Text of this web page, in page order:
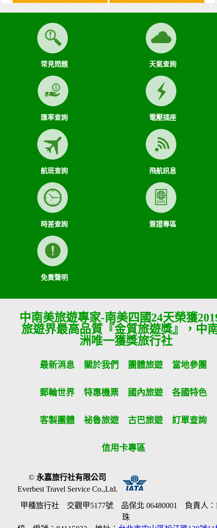
常見問題 天氣查詢
匯率查詢 電壓插座
航班查詢 飛航訊息
時差查詢 簽證專區
免責聲明
中南美旅遊專家-南美四國24天榮獲
旅遊界最高品質『金質旅遊獎』，中
洲唯一獲獎旅行社
最新消息 關於我們 團體旅遊 當地參團
郵輪世界 特惠機票 國內旅遊 各國特色
客製團體 祕魯旅遊 古巴旅遊 訂單查詢
信用卡專區
©永嘉旅行社有限公司
Everbest Travel Service Co.,Ltd.
甲種旅行社 交觀甲5177號 品保北 06480001 負責人：
珠